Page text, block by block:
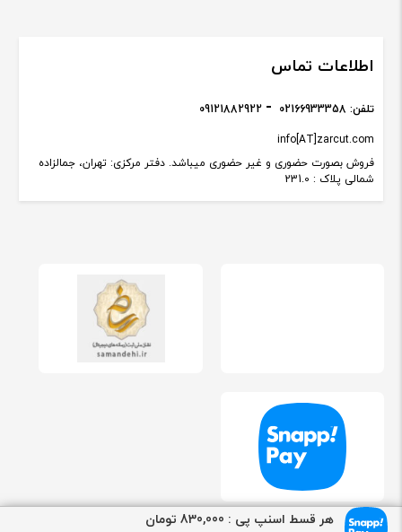
هر قسط اسنپ پی : 830,000 تومان
اطلاعات تماس
فروش بصورت حضوری و غیر حضوری میباشد. دفتر مرکزی: تهران، جمالزاده
شمالی پلاک : 231.0
info[AT]zarcut.com
تلفن: 02166933358
09121882922